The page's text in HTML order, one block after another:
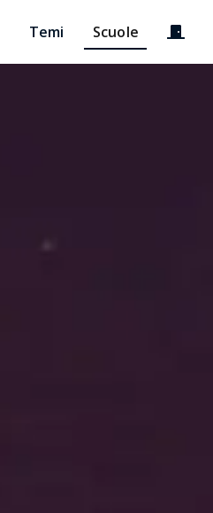
Temi Scuole Accedi